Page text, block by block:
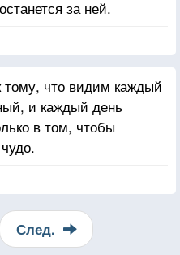
за ней.
что видим каждый
и каждый день
в том, чтобы
След.